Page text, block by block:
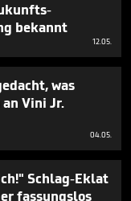
bekannt
12.05.
was
an Vini Jr.
04.05.
Schlag-Eklat
fassungslos